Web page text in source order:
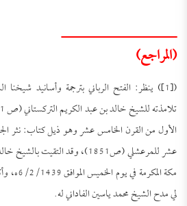
ــــــــــــــــــــــــــــ
(المراجع)
([1]) ينظر: الفتح الرباني بترجمة وأسانيد
الأول من القرن الخامس عشر وهو ذيل كتاب: نثر
عشر للمرعشلي (ص1851)، وقد
مكة
لي مدح الشيخ محمد ياسين الفاداني له.